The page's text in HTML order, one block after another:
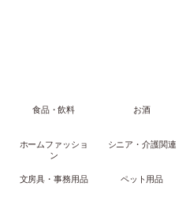
食品・飲料 お酒
ホームファッショ
ン
シニア・介護関連
文房具・事務用品 ペット用品